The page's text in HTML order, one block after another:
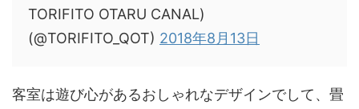
TORIFITO OTARU CANAL)
(@TORIFITO_QOT) 2018年8月13日
客室は遊び心があるおしゃれなデザインでして、畳